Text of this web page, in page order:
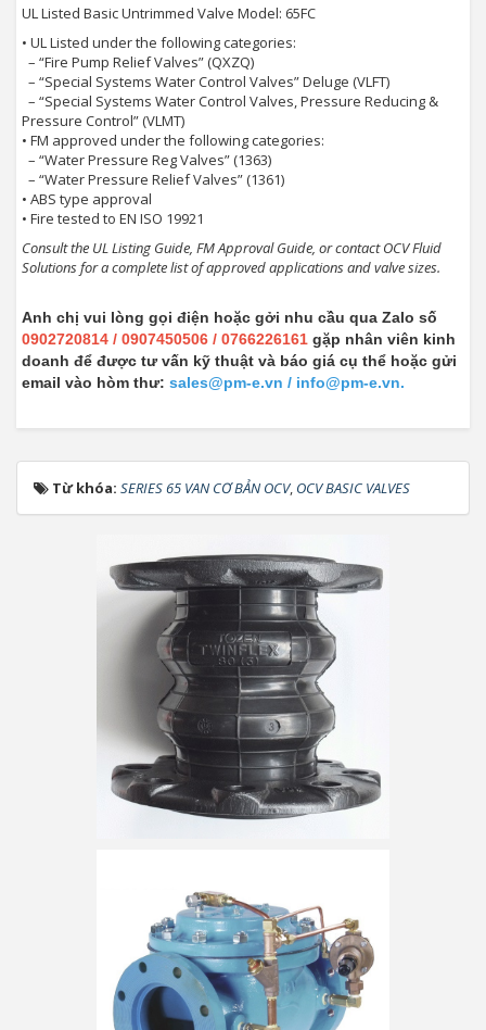
UL Listed Basic Untrimmed Valve Model: 65FC
• UL Listed under the following categories:
– “Fire Pump Relief Valves” (QXZQ)
– “Special Systems Water Control Valves” Deluge (VLFT)
– “Special Systems Water Control Valves, Pressure Reducing &
Pressure Control” (VLMT)
• FM approved under the following categories:
– “Water Pressure Reg Valves” (1363)
– “Water Pressure Relief Valves” (1361)
• ABS type approval
• Fire tested to EN ISO 19921
Consult the UL Listing Guide, FM Approval Guide, or contact OCV Fluid
Solutions for a complete list of approved applications and valve sizes.
Anh chị vui lòng gọi điện hoặc gởi nhu cầu qua Zalo số
0902720814 / 0907450506 / 0766226161 gặp nhân viên kinh
doanh để được tư vấn kỹ thuật và báo giá cụ thể hoặc gửi
email vào hòm thư: sales@pm-e.vn / info@pm-e.vn.
Từ khóa: SERIES 65 VAN CƠ BẢN OCV, OCV BASIC VALVES